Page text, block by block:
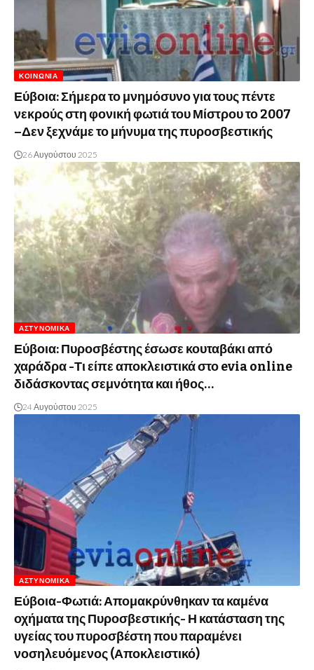
ΚΟΙΝΩΝΊΑ
Εύβοια: Σήμερα το μνημόσυνο για τους πέντε
νεκρούς στη φονική φωτιά του Μίστρου το 2007
–Δεν ξεχνάμε το μήνυμα της πυροσβεστικής
26 Αυγούστου 2025
ΑΣΤΥΝΟΜΙΚΆ
Εύβοια: Πυροσβέστης έσωσε κουταβάκι από
χαράδρα -Τι είπε αποκλειστικά στο evia online
διδάσκοντας σεμνότητα και ήθος…
24 Αυγούστου 2025
ΑΣΤΥΝΟΜΙΚΆ
Εύβοια-Φωτιά: Απομακρύνθηκαν τα καμένα
οχήματα της Πυροσβεστικής- Η κατάσταση της
υγείας του πυροσβέστη που παραμένει
νοσηλευόμενος (Αποκλειστικό)